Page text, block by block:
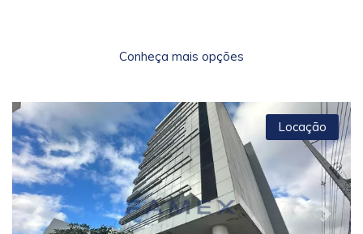
Conheça mais opções
Previous Next
Locação